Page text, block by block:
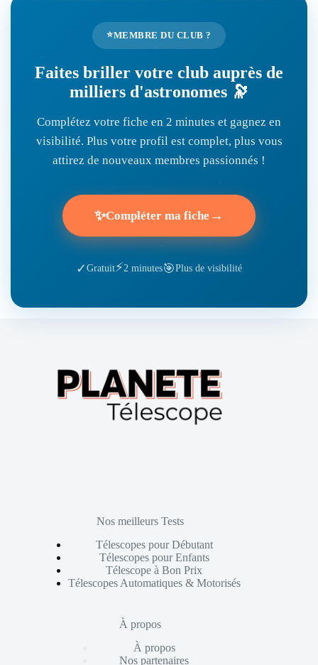
⭐MEMBRE DU CLUB ?
Faites briller votre club auprès de
milliers d'astronomes 🔭
Complétez votre fiche en 2 minutes et gagnez en
visibilité. Plus votre profil est complet, plus vous
attirez de nouveaux membres passionnés !
✨Compléter ma fiche →
✓ Gratuit⚡2 minutes🎯Plus de visibilité
Nos meilleurs Tests
Télescopes pour Débutant
Télescopes pour Enfants
Télescope à Bon Prix
Télescopes Automatiques & Motorisés
À propos
À propos
Nos partenaires